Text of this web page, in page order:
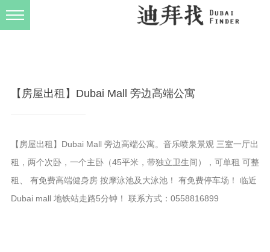
【房屋出租】Dubai Mall 旁边高端公寓
【房屋出租】Dubai Mall 旁边高端公寓。音乐喷泉景观 三室一厅出
租，两个次卧，一个主卧（45平米，带独立卫生间），可单租 可整
租、 有免费高端健身房 按摩泳池及大泳池！ 有免费停车场！ 临近
Dubai mall 地铁站走路5分钟！ 联系方式：0558816899